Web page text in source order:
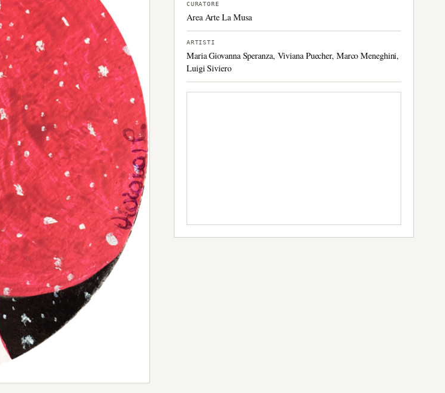
CURATORE
Area Arte La Musa
ARTISTI
Maria Giovanna Speranza, Viviana Puecher, Marco Meneghini,
Luigi Siviero